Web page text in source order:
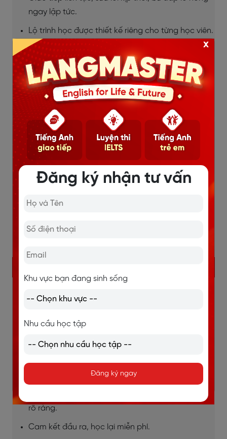
ngay lập tức.
Lộ trình học được thiết kế riêng cho từng học viên.
Dựa trên mục tiêu, đặc thù từng ngành việc của
học viên.
Học mọi lúc mọi nơi, thời gian linh hoạt.
Chi tiết
Sĩ số lớp nhỏ (7-10 học viên), đảm bảo học viên
Giáo viên 7.5+ IELTS, chấm chữa bài trong vòng
24h.
Lộ trình cá nhân hóa, coaching 1-1 cùng chuyên
Thi thử chuẩn thi thật, phân tích điểm mạnh - yếu
rõ ràng.
Cam kết đầu ra, học lại miễn phí.
Đăng ký nhận tư vấn
Khu vực bạn đang sinh sống
Nhu cầu học tập
Đăng ký ngay
x